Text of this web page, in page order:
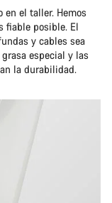
el taller. Hemos
fiable posible. El
y cables sea
especial y las
la durabilidad.